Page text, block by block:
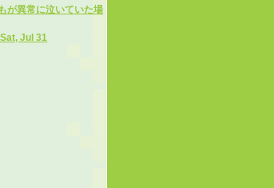
が異常に泣いていた場
Jul 31